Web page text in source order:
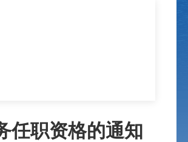
任职资格的通知